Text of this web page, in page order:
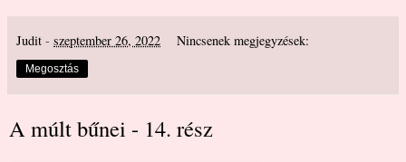
Judit - szeptember 26, 2022 Nincsenek megjegyzések:
Megosztás
A múlt bűnei - 14. rész